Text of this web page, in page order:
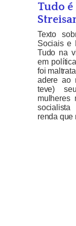
Tudo é
Texto
Sociais e
Tudo na
em
foi
adere ao
teve)
mulheres
renda